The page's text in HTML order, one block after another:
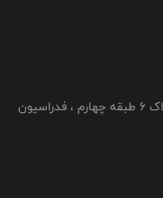
تهران ، بلوار نلسون ماندلا ، خیابان انصاری ، پلاک ۶ طبقه چهارم ، فدراسیون